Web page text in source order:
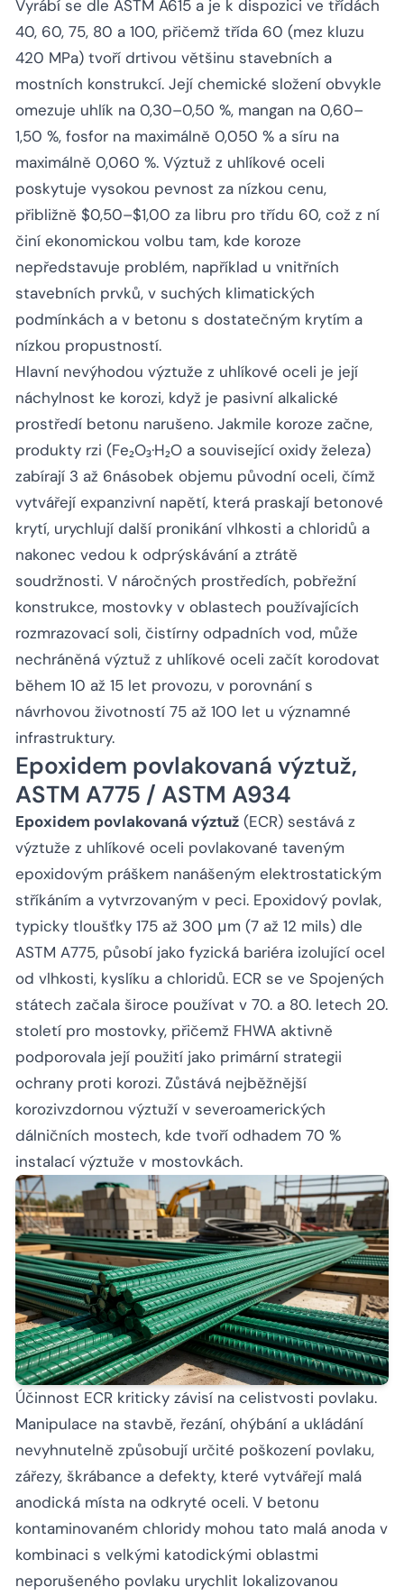
Vyrábí se dle ASTM A615 a je k dispozici ve třídách
40, 60, 75, 80 a 100, přičemž třída 60 (mez kluzu
420 MPa) tvoří drtivou většinu stavebních a
mostních konstrukcí. Její chemické složení obvykle
omezuje uhlík na 0,30–0,50 %, mangan na 0,60–
1,50 %, fosfor na maximálně 0,050 % a síru na
maximálně 0,060 %. Výztuž z uhlíkové oceli
poskytuje vysokou pevnost za nízkou cenu,
přibližně $0,50–$1,00 za libru pro třídu 60, což z ní
činí ekonomickou volbu tam, kde koroze
nepředstavuje problém, například u vnitřních
stavebních prvků, v suchých klimatických
podmínkách a v betonu s dostatečným krytím a
nízkou propustností.
Hlavní nevýhodou výztuže z uhlíkové oceli je její
náchylnost ke korozi, když je pasivní alkalické
prostředí betonu narušeno. Jakmile koroze začne,
produkty rzi (Fe₂O₃·H₂O a související oxidy železa)
zabírají 3 až 6násobek objemu původní oceli, čímž
vytvářejí expanzivní napětí, která praskají betonové
krytí, urychlují další pronikání vlhkosti a chloridů a
nakonec vedou k odprýskávání a ztrátě
soudržnosti. V náročných prostředích, pobřežní
konstrukce, mostovky v oblastech používajících
rozmrazovací soli, čistírny odpadních vod, může
nechráněná výztuž z uhlíkové oceli začít korodovat
během 10 až 15 let provozu, v porovnání s
návrhovou životností 75 až 100 let u významné
infrastruktury.
Epoxidem povlakovaná výztuž,
ASTM A775 / ASTM A934
Epoxidem povlakovaná výztuž (ECR) sestává z
výztuže z uhlíkové oceli povlakované taveným
epoxidovým práškem nanášeným elektrostatickým
stříkáním a vytvrzovaným v peci. Epoxidový povlak,
typicky tloušťky 175 až 300 μm (7 až 12 mils) dle
ASTM A775, působí jako fyzická bariéra izolující ocel
od vlhkosti, kyslíku a chloridů. ECR se ve Spojených
státech začala široce používat v 70. a 80. letech 20.
století pro mostovky, přičemž FHWA aktivně
podporovala její použití jako primární strategii
ochrany proti korozi. Zůstává nejběžnější
korozivzdornou výztuží v severoamerických
dálničních mostech, kde tvoří odhadem 70 %
instalací výztuže v mostovkách.
Účinnost ECR kriticky závisí na celistvosti povlaku.
Manipulace na stavbě, řezání, ohýbání a ukládání
nevyhnutelně způsobují určité poškození povlaku,
zářezy, škrábance a defekty, které vytvářejí malá
anodická místa na odkryté oceli. V betonu
kontaminovaném chloridy mohou tato malá anoda v
kombinaci s velkými katodickými oblastmi
neporušeného povlaku urychlit lokalizovanou